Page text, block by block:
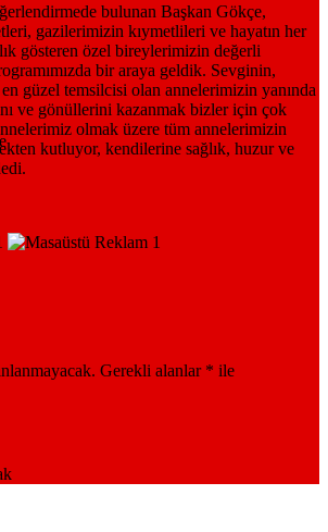
bulunan Başkan Gökçe,
gazilerimizin kıymetlileri ve hayatın her
gösteren özel bireylerimizin değerli
bir araya geldik. Sevginin,
en güzel temsilcisi olan annelerimizin yanında
ve gönüllerini kazanmak bizler için çok
olmak üzere tüm annelerimizin
kutluyor, kendilerine sağlık, huzur ve
Gerekli alanlar * ile